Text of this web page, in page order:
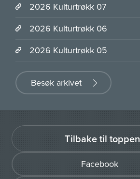
2026 Kulturtrøkk 07
2026 Kulturtrøkk 06
2026 Kulturtrøkk 05
Besøk arkivet
Facebook
Tilbake til toppen